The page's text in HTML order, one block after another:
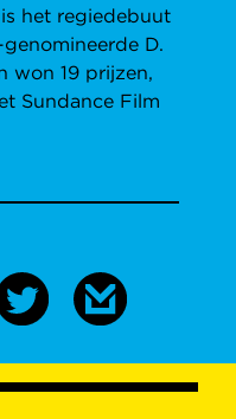
het regiedebuut
D.
won 19 prijzen,
Sundance Film